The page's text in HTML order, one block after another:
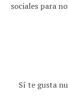
sociales para
Sí te gusta